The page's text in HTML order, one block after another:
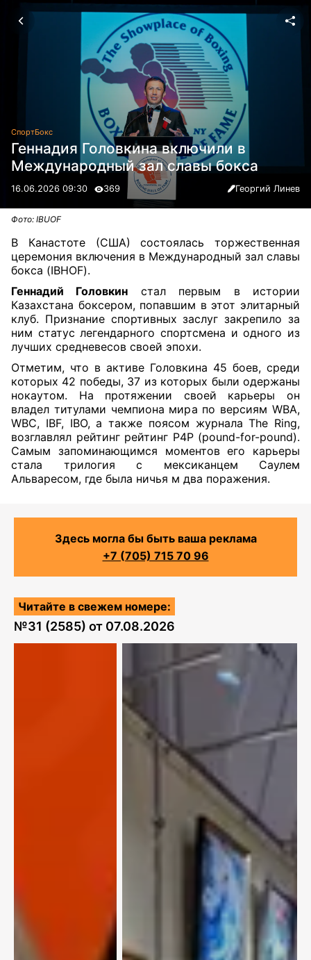
СпортБокс
Геннадия Головкина включили в
Международный зал славы бокса
16.06.2026 09:30 369 Георгий Линев
Фото: IBUOF
В Канастоте (США) состоялась торжественная
церемония включения в Международный зал славы
бокса (IBHOF).
Геннадий Головкин стал первым в истории
Казахстана боксером, попавшим в этот элитарный
клуб. Признание спортивных заслуг закрепило за
ним статус легендарного спортсмена и одного из
лучших средневесов своей эпохи.
Отметим, что в активе Головкина 45 боев, среди
которых 42 победы, 37 из которых были одержаны
нокаутом. На протяжении своей карьеры он
владел титулами чемпиона мира по версиям WBA,
WBC, IBF, IBO, а также поясом журнала The Ring,
возглавлял рейтинг рейтинг P4P (pound-for-pound).
Самым запоминающимся моментов его карьеры
стала трилогия с мексиканцем Саулем
Альваресом, где была ничья м два поражения.
Здесь могла бы быть ваша реклама
+7 (705) 715 70 96
Читайте в свежем номере:
№31 (2585) от 07.08.2026